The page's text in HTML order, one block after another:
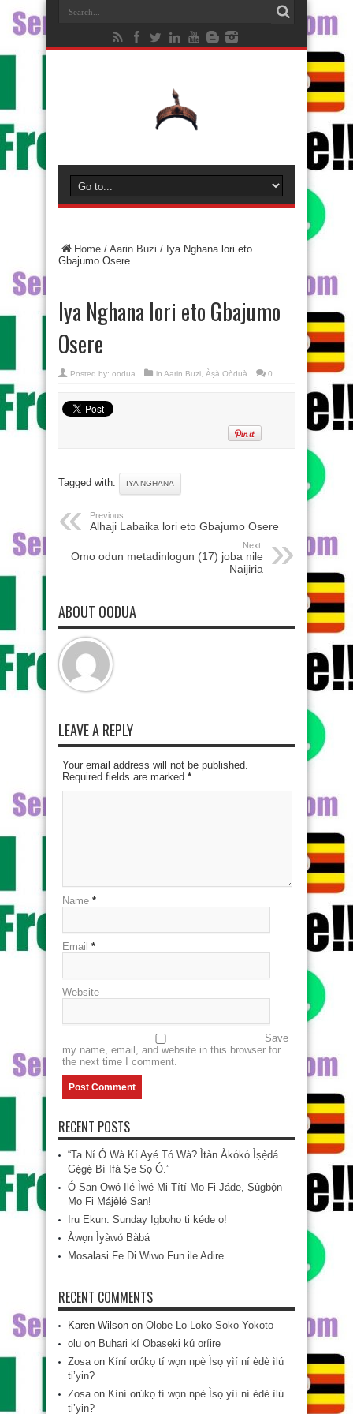
Home / Aarin Buzi / Iya Nghana lori eto
Gbajumo Osere
Iya Nghana lori eto Gbajumo
Osere
Posted by: oodua in Aarin Buzi Àṣà Oòduà 0
Tagged with: IYA NGHANA
Previous:
Alhaji Labaika lori eto Gbajumo Osere
Next:
Omo odun metadinlogun (17) joba nile
Naijiria
ABOUT OODUA
LEAVE A REPLY
Your email address will not be published.
Required fields are marked *
Name *
Email *
Website
Save
my name, email, and website in this browser for
the next time I comment.
RECENT POSTS
“Ta Ní Ó Wà Kí Ayé Tó Wà? Ìtàn Àkọ́kọ́ Ìṣẹ̀dá
Gẹ́gẹ́ Bí Ifá Ṣe Sọ Ó.”
Ó San Owó Ilé Ìwé Mi Títí Mo Fi Jáde, Ṣùgbọ́n
Mo Fi Májèlé San!
Iru Ekun: Sunday Igboho ti kéde o!
Àwọn Ìyàwó Bàbá
Mosalasi Fe Di Wiwo Fun ile Adire
RECENT COMMENTS
Karen Wilson on Olobe Lo Loko Soko-Yokoto
olu on Buhari kí Obaseki kú oríire
Zosaon Kíní orúkọ tí wọn npè Ìsọ yìí ní èdè ìlú
ti’yin?
Zosaon Kíní orúkọ tí wọn npè Ìsọ yìí ní èdè ìlú
ti’yin?